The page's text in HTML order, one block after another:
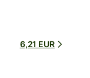
6,21 EUR